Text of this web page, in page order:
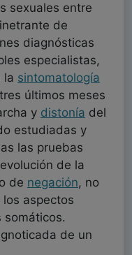
sexuales entre
de
diagnósticas
especialistas,
la sintomatología
últimos meses
y distonía del
estudiadas y
las pruebas
de la
de negación, no
aspectos
somáticos.
de un